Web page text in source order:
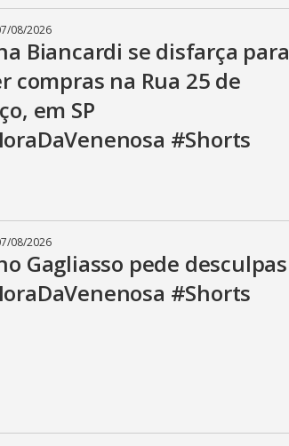
08/2026
Biancardi se disfarça para
compras na Rua 25 de
em SP
#Shorts
08/2026
Gagliasso pede desculpas
#Shorts